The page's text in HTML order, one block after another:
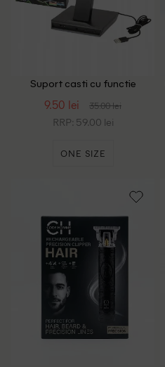
Suport casti cu functie
9.50 lei 35.00 lei
RRP: 59.00 lei
ONE SIZE